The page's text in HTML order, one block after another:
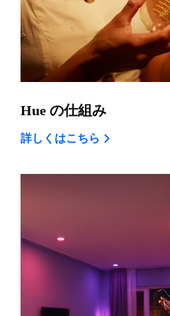
Hue の仕組み
詳しくはこちら